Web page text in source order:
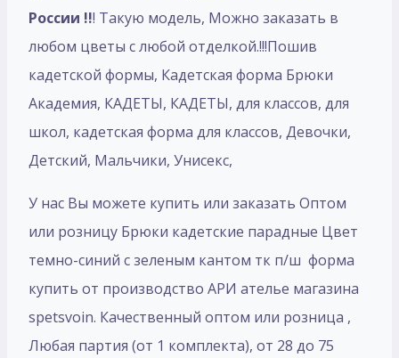
России !!! Такую модель, Mожно заказать в
любом цветы с любой отделкой.!!!Пошив
кадетской формы, Кадетская форма Брюки
Академия, КАДЕТЫ, КАДЕТЫ, для классов, для
школ, кадетская форма для классов, Девочки,
Детский, Мальчики, Унисекс,
У нас Вы можете купить или заказать Оптом
или розницу Брюки кадетские парадные Цвет
темно-синий с зеленым кантом тк п/ш форма
купить от производство АРИ ателье магазина
spetsvoin. Качественный оптом или розница ,
Любая партия (от 1 комплекта), от 28 до 75